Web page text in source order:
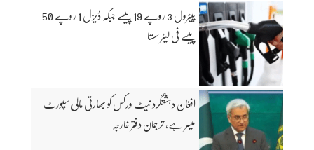
پیٹرول 3 روپے 19 پیسے جبکہ ڈیزل 1 روپے 50
پیسے فی لیٹر سستا
افغان دہشتگرد نیٹ ورکس کو بھارتی مالی سپورٹ
میسر ہے، ترجمان دفتر خارجہ